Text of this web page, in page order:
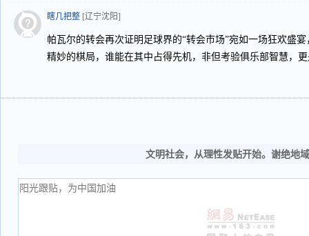
瞎几把整 [辽宁沈阳]
帕瓦尔的转会再次证明足球界的“转会市场”宛如一场狂欢盛
精妙的棋局，谁能在其中占得先机，非但考验俱乐部智慧，
文明社会，从理性发贴开始。谢绝地